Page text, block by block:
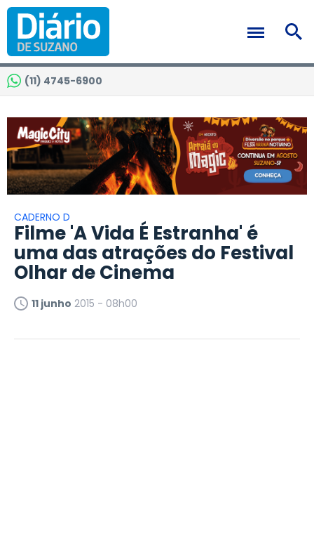
(11) 4745-6900
CADERNO D
Filme 'A Vida É Estranha' é
uma das atrações do Festival
Olhar de Cinema
11 junho 2015 - 08h00